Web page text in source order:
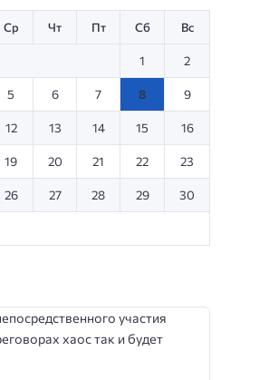
Ср Чт Пт Сб Вс
1 2
5 6 7 8 9
12 13 14 15 16
19 20 21 22 23
26 27 28 29 30